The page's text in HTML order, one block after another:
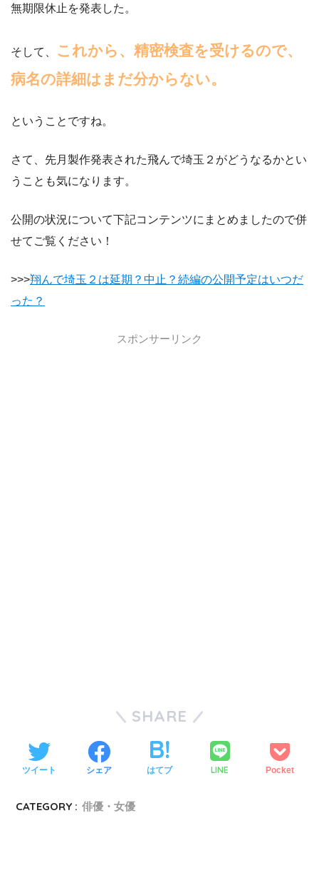
無期限休止を発表した。
そして、
これから、精密検査を受けるので、
病名の詳細はまだ分からない。
ということですね。
さて、先月製作発表された飛んで埼玉２がどうなるかとい
うことも気になります。
公開の状況について下記コンテンツにまとめましたので併
せてご覧ください！
>>>翔んで埼玉２は延期？中止？続編の公開予定はいつだ
った？
スポンサーリンク
SHARE
ツイート シェア はてブ LINE Pocket
CATEGORY : 俳優・女優